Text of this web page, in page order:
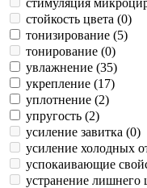
стимуляция
стойкость цвета (0)
тонизирование (5)
тонирование (0)
увлажнение (35)
укрепление (17)
уплотнение (2)
упругость (2)
усиление завитка (0)
усиление холодных
успокаивающие
устранение лишнего